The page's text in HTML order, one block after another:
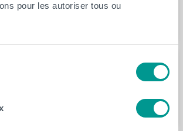
pour les autoriser tous ou